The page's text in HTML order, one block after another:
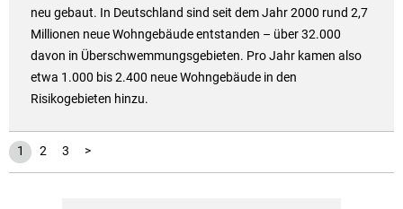
neu gebaut. In Deutschland sind seit dem Jahr 2000 rund 2,7
Millionen neue Wohngebäude entstanden – über 32.000
davon in Überschwemmungsgebieten. Pro Jahr kamen also
etwa 1.000 bis 2.400 neue Wohngebäude in den
Risikogebieten hinzu.
1 2 3 >